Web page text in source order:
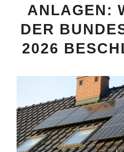
ANLAGEN:
DER
2026